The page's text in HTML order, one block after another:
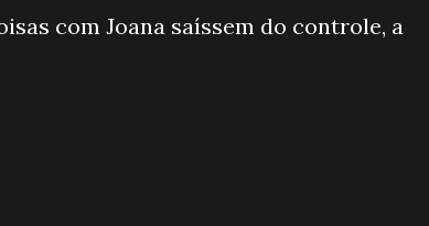
com Joana saíssem do controle, a